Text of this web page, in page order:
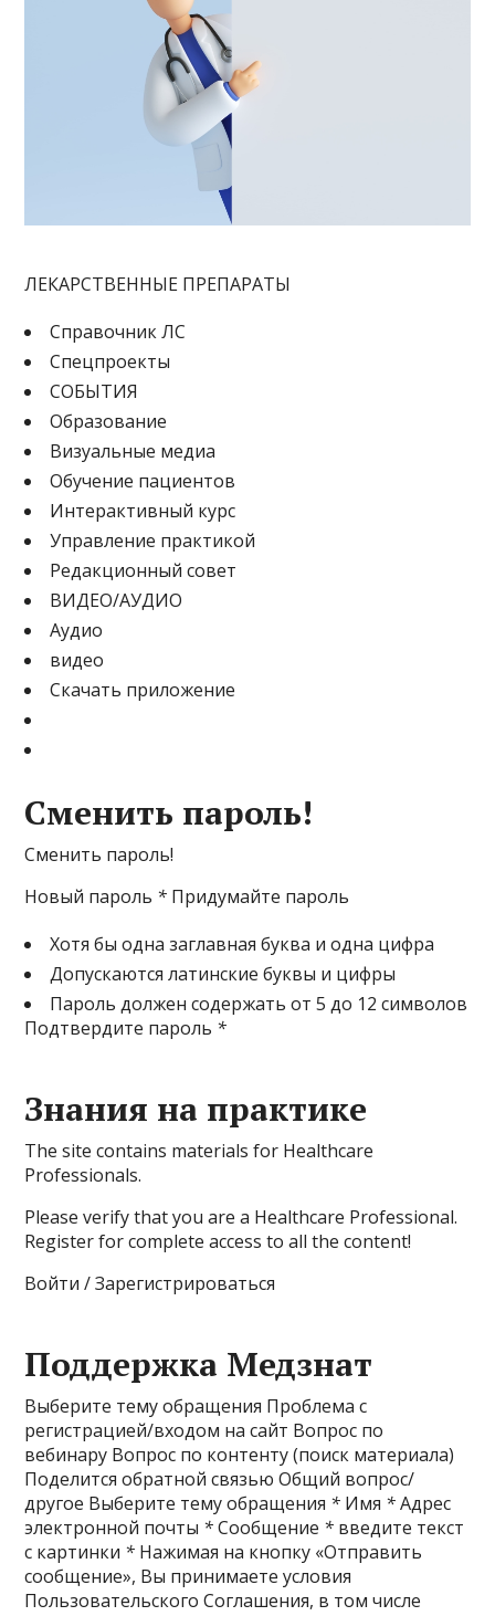
ЛЕКАРСТВЕННЫЕ ПРЕПАРАТЫ
Cправочник ЛС
Спецпроекты
СОБЫТИЯ
Образование
Визуальные медиа
Обучение пациентов
Интерактивный курс
Управление практикой
Редакционный совет
ВИДЕО/АУДИО
Аудио
видео
Скачать приложение
Сменить пароль!
Сменить пароль!
Новый пароль * Придумайте пароль
Хотя бы одна заглавная буква и одна цифра
Допускаются латинские буквы и цифры
Пароль должен содержать от 5 до 12 символов
Подтвердите пароль *
Знания на практике
The site contains materials for Healthcare
Professionals.
Please verify that you are a Healthcare Professional.
Register for complete access to all the content!
Войти / Зарегистрироваться
Поддержка Медзнат
Выберите тему обращения Проблема с
регистрацией/входом на сайт Вопрос по
вебинару Вопрос по контенту (поиск материала)
Поделится обратной связью Общий вопрос/
другое Выберите тему обращения * Имя *Адрес
электронной почты *Сообщение * введите текст
с картинки * Нажимая на кнопку «Отправить
сообщение», Вы принимаете условия
Пользовательского Соглашения, в том числе